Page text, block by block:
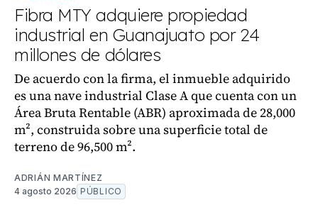
Fibra MTY adquiere propiedad
industrial en Guanajuato por 24
millones de dólares
De acuerdo con la firma, el inmueble adquirido
es una nave industrial Clase A que cuenta con un
Área Bruta Rentable (ABR) aproximada de 28,000
m², construida sobre una superficie total de
terreno de 96,500 m².
ADRIÁN MARTÍNEZ
4 agosto 2026 PÚBLICO